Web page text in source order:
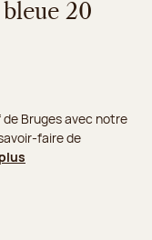
20
de Bruges avec notre
faire de